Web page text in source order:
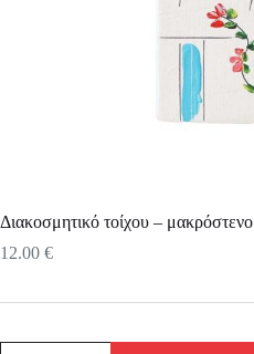
Διακοσμητικό τοίχου – μακρόστενο
12.00 €